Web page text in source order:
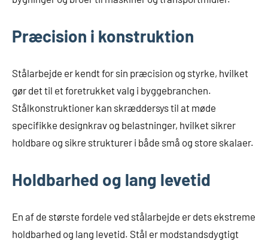
Præcision i konstruktion
Stålarbejde er kendt for sin præcision og styrke, hvilket
gør det til et foretrukket valg i byggebranchen.
Stålkonstruktioner kan skræddersys til at møde
specifikke designkrav og belastninger, hvilket sikrer
holdbare og sikre strukturer i både små og store skalaer.
Holdbarhed og lang levetid
En af de største fordele ved stålarbejde er dets ekstreme
holdbarhed og lang levetid. Stål er modstandsdygtigt